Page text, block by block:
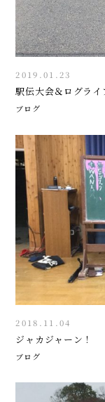
2019.01.23
駅伝大会＆ログライ
ブログ
2018.11.04
ジャカジャーン！
ブログ